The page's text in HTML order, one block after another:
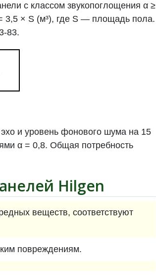
с классом звукопоглощения α ≥
3,5 × S (м³), где S — площадь пола.
83.
и уровень фонового шума на 15
α = 0,8. Общая потребность
Hilgen
веществ, соответствуют
повреждениям.